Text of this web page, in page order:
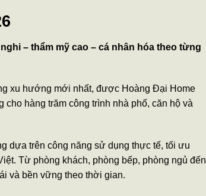
– thẩm mỹ cao – cá nhân hóa theo từng
xu hướng mới nhất, được Hoàng Đại Home
hàng trăm công trình nhà phố, căn hộ và
dựa trên công năng sử dụng thực tế, tối ưu
Từ phòng khách, phòng bếp, phòng ngủ đến
và bền vững theo thời gian.